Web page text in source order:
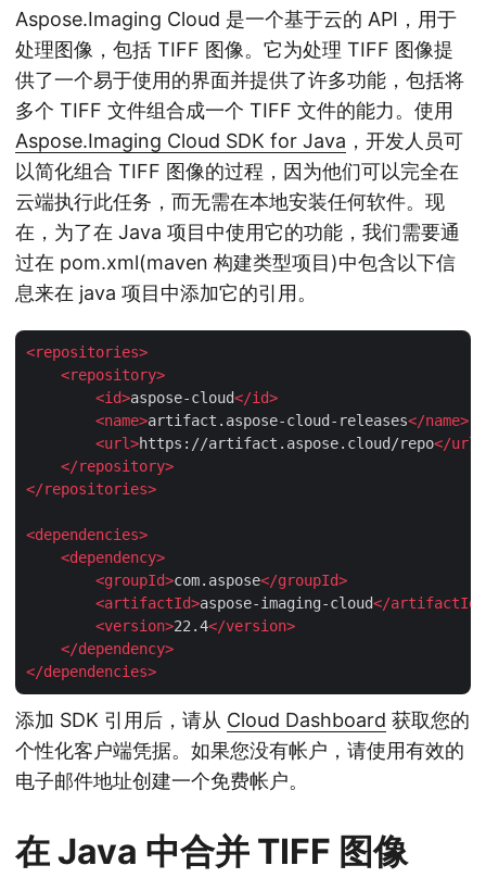
Aspose.Imaging Cloud 是一个基于云的 API，用于
处理图像，包括 TIFF 图像。它为处理 TIFF 图像提
供了一个易于使用的界面并提供了许多功能，包括将
多个 TIFF 文件组合成一个 TIFF 文件的能力。使用
Aspose.Imaging Cloud SDK for Java ，开发人员可
以简化组合 TIFF 图像的过程，因为他们可以完全在
云端执行此任务，而无需在本地安装任何软件。现
在，为了在 Java 项目中使用它的功能，我们需要通
过在 pom.xml(maven 构建类型项目)中包含以下信
息来在 java 项目中添加它的引用。
<repositories>
<repository>
<id>aspose-cloud</id>
<name>artifact.aspose-cloud-releases</name>
<url>https://artifact.aspose.cloud/repo</url
</repository>
</repositories>
<dependencies>
<dependency>
<groupId>com.aspose</groupId>
<artifactId>aspose-imaging-cloud</artifactId
<version>22.4</version>
</dependency>
</dependencies>
添加 SDK 引用后，请从 Cloud Dashboard 获取您的
个性化客户端凭据。如果您没有帐户，请使用有效的
电子邮件地址创建一个免费帐户。
在 Java 中合并 TIFF 图像